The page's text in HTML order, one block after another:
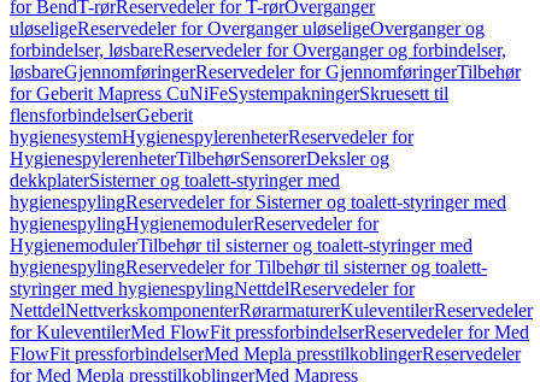
for BendT-rørReservedeler for T-rørOverganger
uløseligeReservedeler for Overganger uløseligeOverganger og
forbindelser, løsbareReservedeler for Overganger og forbindelser,
løsbareGjennomføringerReservedeler for GjennomføringerTilbehør
for Geberit Mapress CuNiFeSystempakningerSkruesett til
flensforbindelserGeberit
hygienesystemHygienespylerenheterReservedeler for
HygienespylerenheterTilbehørSensorerDeksler og
dekkplaterSisterner og toalett-styringer med
hygienespylingReservedeler for Sisterner og toalett-styringer med
hygienespylingHygienemodulerReservedeler for
HygienemodulerTilbehør til sisterner og toalett-styringer med
hygienespylingReservedeler for Tilbehør til sisterner og toalett-
styringer med hygienespylingNettdelReservedeler for
NettdelNettverkskomponenterRørarmaturerKuleventilerReservedeler
for KuleventilerMed FlowFit pressforbindelserReservedeler for Med
FlowFit pressforbindelserMed Mepla presstilkoblingerReservedeler
for Med Mepla presstilkoblingerMed Mapress